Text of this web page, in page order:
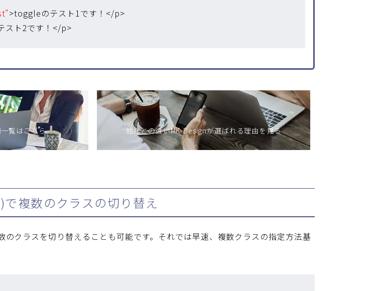
>toggleのテスト1です！</p>
ト2です！</p>
覧はこちら 他社との違いMK-Designが選ばれる理由を見る
複数のクラスの切り替え
クラスを切り替えることも可能です。それでは早速、複数クラスの指定方法基